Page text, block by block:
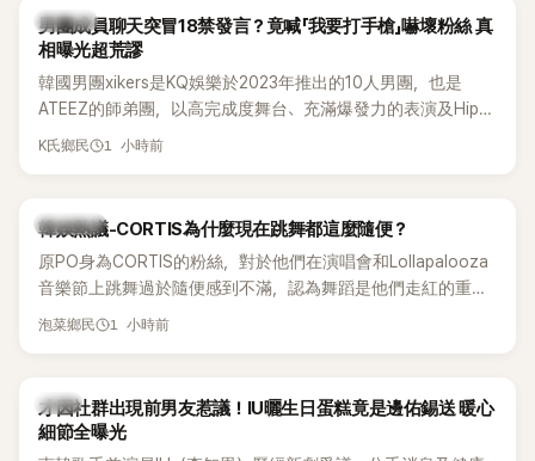
不僅展現兩人多年不變的好交情，她幾乎素顏入鏡的真實模
樣，也意外掀起網友熱議。
K-POP
男團成員聊天突冒18禁發言？竟喊「我要打手槍」嚇壞粉絲 真
相曝光超荒謬
韓國男團xikers是KQ娛樂於2023年推出的10人男團，也是
ATEEZ的師弟團，以高完成度舞台、充滿爆發力的表演及Hip-
Hop風格聞名，出道後迅速累積大批海內外粉絲，近年也陸續
K氏鄉民 1 小時前
熱議討論
韓娛熱議-CORTIS為什麼現在跳舞都這麼隨便？
原PO身為CORTIS的粉絲，對於他們在演唱會和Lollapalooza
音樂節上跳舞過於隨便感到不滿，認為舞蹈是他們走紅的重要
原因，希望他們能更認真地表演。
泡菜鄉民 1 小時前
韓星
才因社群出現前男友惹議！IU曬生日蛋糕竟是邊佑錫送 暖心
細節全曝光